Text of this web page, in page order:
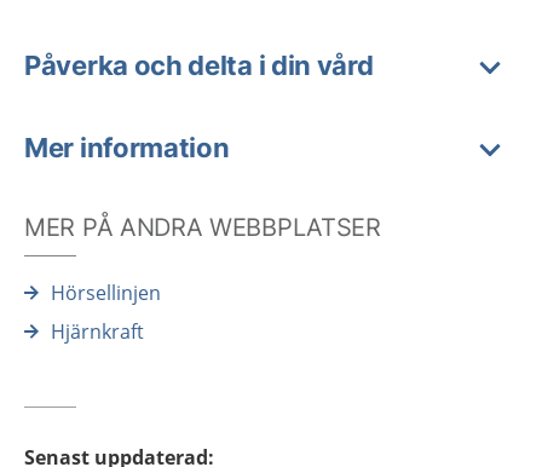
Påverka och delta i din vård
Mer information
MER PÅ ANDRA WEBBPLATSER
Hörsellinjen
Hjärnkraft
Senast uppdaterad: